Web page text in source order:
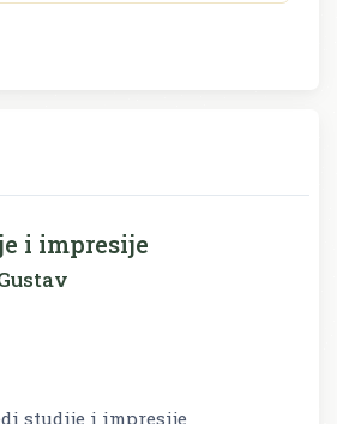
i impresije
studije i impresije